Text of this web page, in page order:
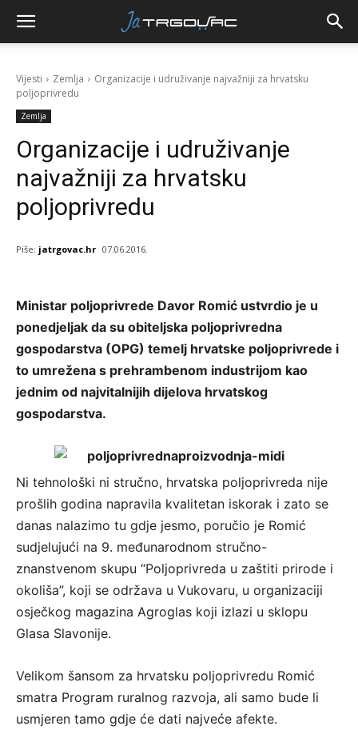
Vijesti Zemlja
Organizacije i udruživanje najvažniji za hrvatsku
poljoprivredu
Zemlja
Organizacije i udruživanje
najvažniji za hrvatsku
poljoprivredu
Piše: jatrgovac.hr 07.06.2016.
Ministar poljoprivrede Davor Romić ustvrdio je u
ponedjeljak da su obiteljska poljoprivredna
gospodarstva (OPG) temelj hrvatske poljoprivrede i
to umrežena s prehrambenom industrijom kao
jednim od najvitalnijih dijelova hrvatskog
gospodarstva.
Ni tehnološki ni stručno, hrvatska poljoprivreda nije
prošlih godina napravila kvalitetan iskorak i zato se
danas nalazimo tu gdje jesmo, poručio je Romić
sudjelujući na 9. međunarodnom stručno-
znanstvenom skupu “Poljoprivreda u zaštiti prirode i
okoliša”, koji se održava u Vukovaru, u organizaciji
osječkog magazina Agroglas koji izlazi u sklopu
Glasa Slavonije.
Velikom šansom za hrvatsku poljoprivredu Romić
smatra Program ruralnog razvoja, ali samo bude li
usmjeren tamo gdje će dati najveće afekte.